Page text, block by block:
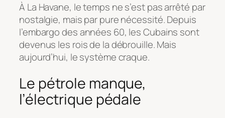
À La Havane, le temps ne s’est pas arrêté par
nostalgie, mais par pure nécessité. Depuis
l’embargo des années 60, les Cubains sont
devenus les rois de la débrouille. Mais
aujourd’hui, le système craque.
Le pétrole manque,
l’électrique pédale